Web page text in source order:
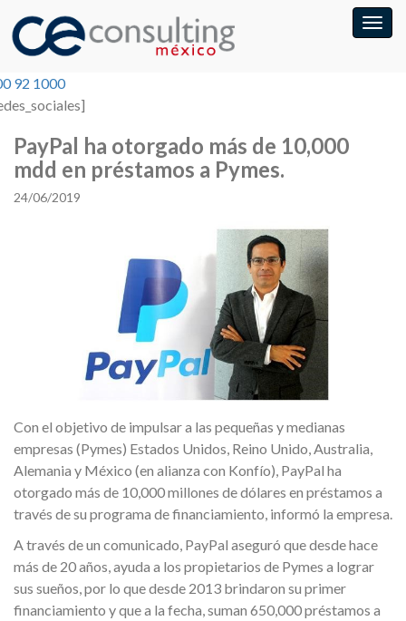
92 1000
PayPal ha otorgado más de 10,000
mdd en préstamos a Pymes.
24/06/2019
Con el objetivo de impulsar a las pequeñas y medianas
empresas (Pymes) Estados Unidos, Reino Unido, Australia,
Alemania y México (en alianza con Konfío), PayPal ha
otorgado más de 10,000 millones de dólares en préstamos a
través de su programa de financiamiento, informó la empresa.
A través de un comunicado, PayPal aseguró que desde hace
más de 20 años, ayuda a los propietarios de Pymes a lograr
sus sueños, por lo que desde 2013 brindaron su primer
financiamiento y que a la fecha, suman 650,000 préstamos a